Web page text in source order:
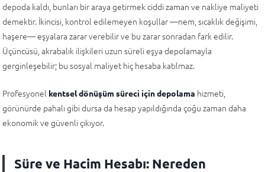
depoda kaldı, bunları bir araya getirmek ciddi zaman ve nakliye maliyeti
demektir. İkincisi, kontrol edilemeyen koşullar —nem, sıcaklık değişimi,
haşere— eşyalara zarar verebilir ve bu zarar sonradan fark edilir.
Üçüncüsü, akrabalık ilişkileri uzun süreli eşya depolamayla
gerginleşebilir; bu sosyal maliyet hiç hesaba katılmaz.
Profesyonel kentsel dönüşüm süreci için depolama hizmeti,
görünürde pahalı gibi dursa da hesap yapıldığında çoğu zaman daha
ekonomik ve güvenli çıkıyor.
Süre ve Hacim Hesabı: Nereden